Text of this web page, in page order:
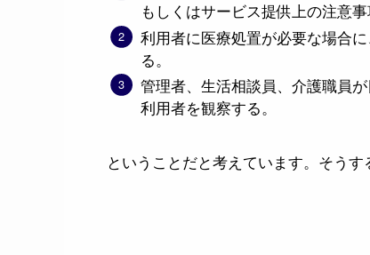
もしくはサービス提供上の注意
利用者に医療処置が必要な場合
る。
管理者、生活相談員、介護職員
利用者を観察する。
ということだと考えています。そう